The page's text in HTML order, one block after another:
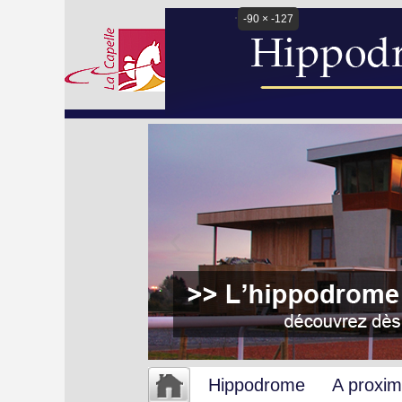
Hippodrome A
-90 × -127